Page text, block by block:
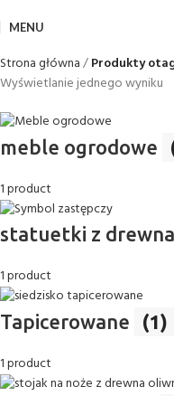
MENU
Strona główna
Produkty
Wyświetlanie jednego wyniku
meble ogrodowe
1 product
statuetki z drewna
1 product
Tapicerowane (1)
1 product